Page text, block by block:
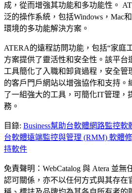
成，從而增強其功能和多功能性。
泛的操作系統，包括Windows，Mac
環境的多功能解決方案。
ATERA的遠程訪問功能，包括“家庭
方案提供了靈活性和安全性。該平台
工具簡化了入職和卸貨過程，安全管
的客戶門戶網站以增強協作和支持。
了一組強大的工具，可簡化IT管理，
務。
目錄: Business幫助台軟體網路監控軟
台軟體遠端監控與管理 (RMM) 軟體
持軟件
免責聲明：WebCatalog 與 Atera 並
認可關係，亦不以任何方式與其存在